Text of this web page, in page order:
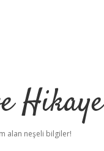
Hikaye
alan neşeli bilgiler!